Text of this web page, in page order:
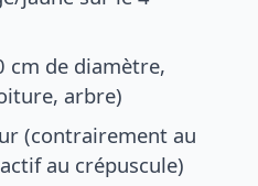
cm de diamètre,
arbre)
(contrairement au
au crépuscule)